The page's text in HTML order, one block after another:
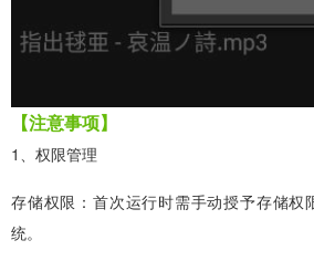
【注意事项】
1、权限管理
存储权限：首次运行时需手动授予存储权
统。